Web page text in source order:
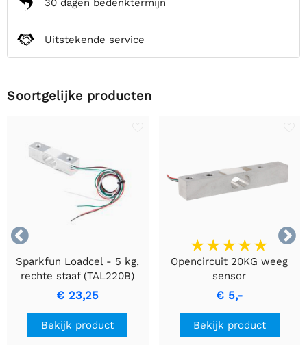
30 dagen bedenktermijn
Uitstekende service
Soortgelijke producten


Sparkfun Loadcel - 5 kg,
rechte staaf (TAL220B)
€ 23,25
Bekijk product
Opencircuit 20KG weeg
sensor
€ 5,-
Bekijk product